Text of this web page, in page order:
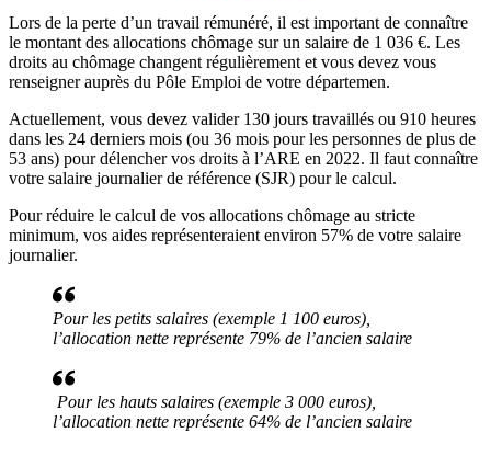
Lors de la perte d’un travail rémunéré, il est important de connaître
le montant des allocations chômage sur un salaire de 1 036 €. Les
droits au chômage changent régulièrement et vous devez vous
renseigner auprès du Pôle Emploi de votre départemen.
Actuellement, vous devez valider 130 jours travaillés ou 910 heures
dans les 24 derniers mois (ou 36 mois pour les personnes de plus de
53 ans) pour délencher vos droits à l’ARE en 2022. Il faut connaître
votre salaire journalier de référence (SJR) pour le calcul.
Pour réduire le calcul de vos allocations chômage au stricte
minimum, vos aides représenteraient environ 57% de votre salaire
journalier.
Pour les petits salaires (exemple 1 100 euros),
l’allocation nette représente 79% de l’ancien salaire
Pour les hauts salaires (exemple 3 000 euros),
l’allocation nette représente 64% de l’ancien salaire